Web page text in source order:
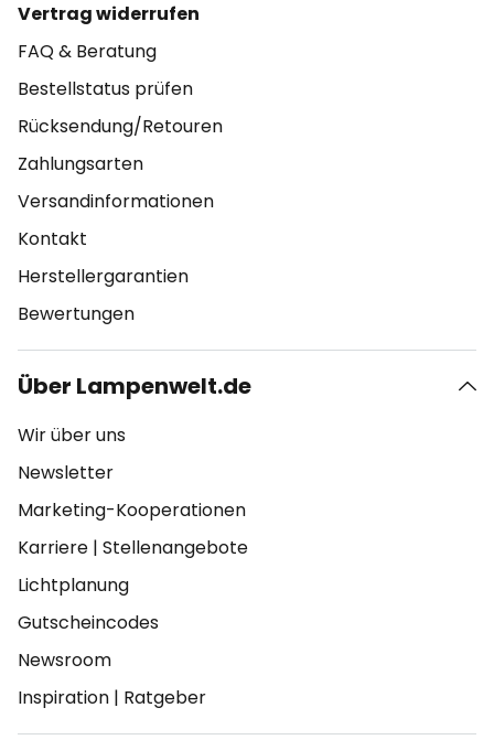
Vertrag widerrufen
FAQ & Beratung
Bestellstatus prüfen
Rücksendung/Retouren
Zahlungsarten
Versandinformationen
Kontakt
Herstellergarantien
Bewertungen
Über Lampenwelt.de
Wir über uns
Newsletter
Marketing-Kooperationen
Karriere | Stellenangebote
Lichtplanung
Gutscheincodes
Newsroom
Inspiration | Ratgeber